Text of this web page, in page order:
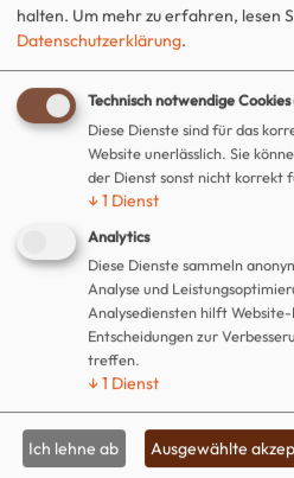
Gangolf-Kirche
halten. Um mehr zu erfahren, lesen
Datenschutzerklärung.
Technisch notwendige Cookies
Diese Dienste sind für das
Website unerlässlich. Sie
der Dienst sonst nicht korrekt
↓1 Dienst
Analytics
Diese Dienste sammeln
Analyse und
Analysediensten hilft
Entscheidungen zur
treffen.
↓1 Dienst
Ich lehne ab Ausgewählte